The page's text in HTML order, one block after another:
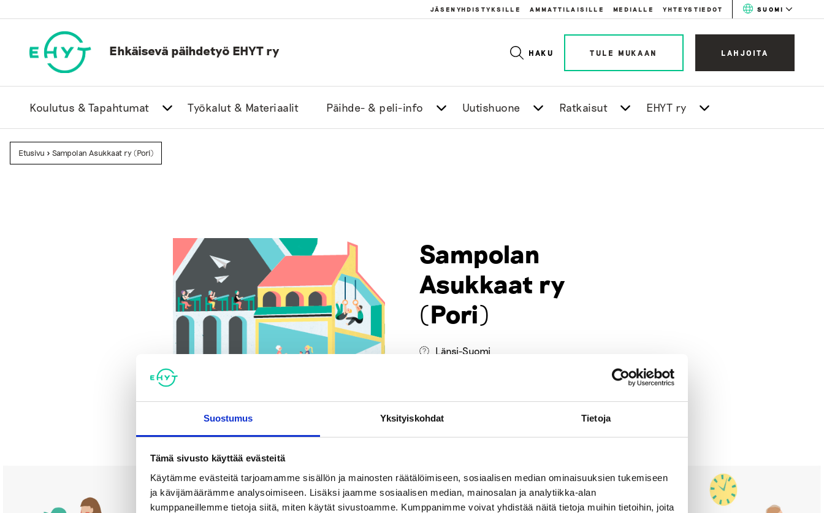
Suostumus Yksityiskohdat Tietoja
Tämä sivusto käyttää evästeitä
Käytämme evästeitä tarjoamamme sisällön ja mainosten räätälöimiseen, sosiaalisen median ominaisuuksien tukemiseen
ja kävijämäärämme analysoimiseen. Lisäksi jaamme sosiaalisen median, mainosalan ja analytiikka-alan
kumppaneillemme tietoja siitä, miten käytät sivustoamme. Kumppanimme voivat yhdistää näitä tietoja muihin tietoihin, joita
to
JÄSENYHDISTYKSILLE AMMATTILAISILLE MEDIALLE YHTEYSTIEDOT SUOMI
Ehkäisevä päihdetyö EHYT ry HAKU TULE MUKAAN LAHJOITA
Koulutus & Tapahtumat Työkalut & Materiaalit Päihde- & peli-info Uutishuone Ratkaisut EHYT ry
Etusivu > Sampolan Asukkaat ry (Pori)
Sampolan
Asukkaat ry
(Pori)
Länsi-Suomi